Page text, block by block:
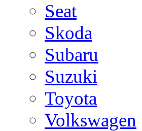
Seat
Skoda
Subaru
Suzuki
Toyota
Volkswagen